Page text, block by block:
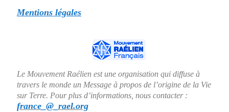
Mentions légales
Le Mouvement Raélien est une organisation qui diffuse à
travers le monde un Message à propos de l’origine de la Vie
sur Terre. Pour plus d’informations, nous contacter :
france_@_rael.org